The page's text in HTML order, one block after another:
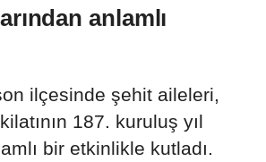
anlamlı
ilçesinde şehit aileleri,
187. kuruluş yıl
bir etkinlikle kutladı.